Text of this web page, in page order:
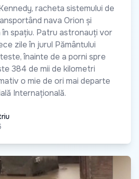
racheta sistemului de
nava Orion și
spațiu. Patru astronauți vor
zile în jurul Pământului
înainte de a porni spre
384 de mii de kilometri
o mie de ori mai departe
Internațională.